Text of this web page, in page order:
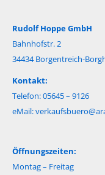
Rudolf Hoppe GmbH
Bahnhofstr. 2
34434 Borgentreich-
Kontakt:
Telefon: 05645 – 9126
eMail:
Öffnungszeiten:
Montag – Freitag